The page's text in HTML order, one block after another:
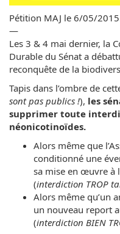
Pétition MAJ le 6/05/
—
Les 3 & 4 mai dernier, la
Durable du Sénat a
reconquête de la
Tapis dans l’ombre de
sont pas publics !), les
supprimer toute
néonicotinoïdes.
Alors même que
conditionné une
sa mise en œuvre à
(interdiction TROP
Alors même qu’un
un nouveau report
(interdiction BIEN